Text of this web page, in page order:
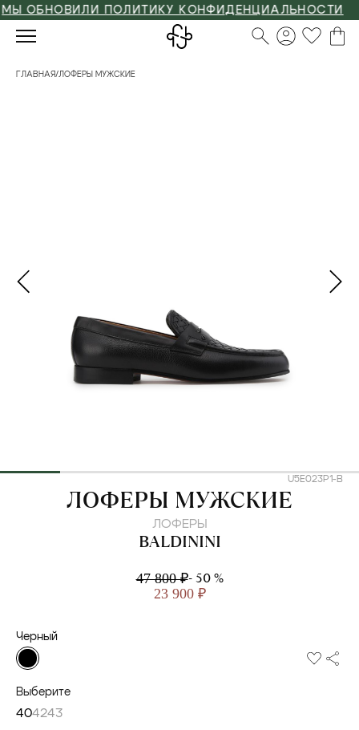
ОБНОВИЛИ ПОЛИТИКУ КОНФИДЕНЦИАЛЬНОСТИ
ГЛАВНАЯ/ЛОФЕРЫ МУЖСКИЕ
U5E023P1-B
BALDININI
ЛОФЕРЫ МУЖСКИЕ
ЛОФЕРЫ
BALDININI
47 800 ₽- 50 %
23 900 ₽
Черный
Выберите
404243